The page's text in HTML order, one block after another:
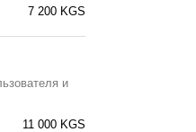
7 200 KGS
и
11 000 KGS